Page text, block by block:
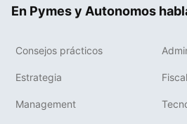
En Pymes y Autonomos
Consejos prácticos
Estrategia
Management